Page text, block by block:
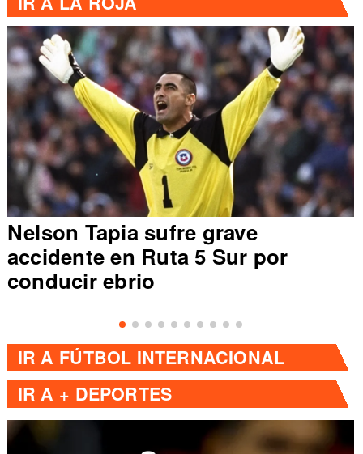
Nelson Tapia sufre grave
accidente en Ruta 5 Sur por
conducir ebrio
IR A FÚTBOL INTERNACIONAL
IR A + DEPORTES